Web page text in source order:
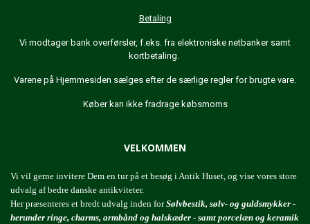
Betaling
Vi modtager bank overførsler, f.eks. fra elektroniske netbanker samt
kortbetaling.
Varene på Hjemmesiden sælges efter de særlige regler for brugte vare.
Køber kan ikke fradrage købsmoms
VELKOMMEN
Vi vil gerne invitere Dem en tur på et besøg i Antik Huset, og vise vores store
udvalg af bedre danske antikviteter.
Her præsenteres et bredt udvalg inden forSølvbestik, sølv- og guldsmykker -
herunder ringe, charms, armbånd og halskæder - samt porcelæn og keramik